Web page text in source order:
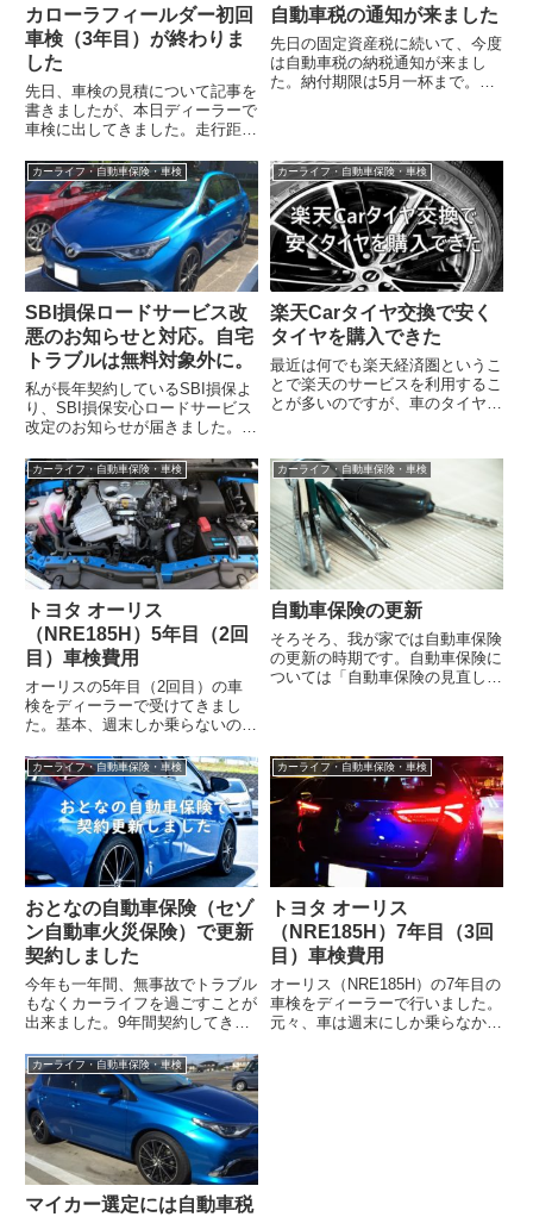
カローラフィールダー初回
車検（3年目）が終わりま
した
先日、車検の見積について記事を
書きましたが、本日ディーラーで
車検に出してきました。走行距離
ダーの1回目（3年）の車検費用
を以...
自動車税の通知が来ました
先日の固定資産税に続いて、今度
は自動車税の納税通知が来まし
た。納付期限は5月一杯まで。う
カーライフ・自動車保険・車検
SBI損保ロードサービス改
悪のお知らせと対応。自宅
トラブルは無料対象外に。
私が長年契約しているSBI損保よ
り、SBI損保安心ロードサービス
改定のお知らせが届きました。参
ービス内容一部変更のご案内
2017...
カーライフ・自動車保険・車検
楽天Carタイヤ交換で安く
タイヤを購入できた
最近は何でも楽天経済圏というこ
とで楽天のサービスを利用するこ
とが多いのですが、車のタイヤ交
しょうか...
カーライフ・自動車保険・車検
トヨタ オーリス
（NRE185H）5年目（2回
目）車検費用
オーリスの5年目（2回目）の車
検をディーラーで受けてきまし
た。基本、週末しか乗らないので
ています（最近はコロナ対策とし
て車通...
カーライフ・自動車保険・車検
自動車保険の更新
そろそろ、我が家では自動車保険
の更新の時期です。自動車保険に
ついては「自動車保険の見直し」
カーライフ・自動車保険・車検
おとなの自動車保険（セゾ
ン自動車火災保険）で更新
契約しました
今年も一年間、無事故でトラブル
もなくカーライフを過ごすことが
出来ました。9年間契約してきた
険（セゾン自動車火災保険）へ乗
り換えた...
カーライフ・自動車保険・車検
トヨタ オーリス
（NRE185H）7年目（3回
目）車検費用
オーリス（NRE185H）の7年目の
車検をディーラーで行いました。
元々、車は週末にしか乗らなかっ
カーライフ・自動車保険・車検
マイカー選定には自動車税